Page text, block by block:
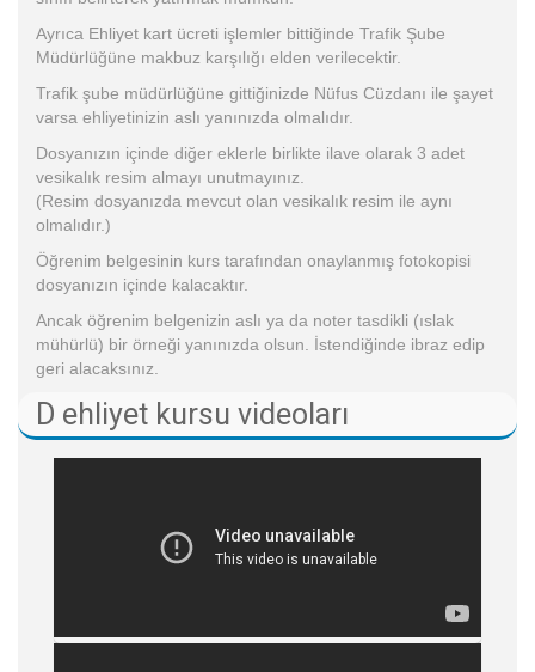
Ayrıca Ehliyet kart ücreti işlemler bittiğinde Trafik Şube
Müdürlüğüne makbuz karşılığı elden verilecektir.
Trafik şube müdürlüğüne gittiğinizde Nüfus Cüzdanı ile şayet
varsa ehliyetinizin aslı yanınızda olmalıdır.
Dosyanızın içinde diğer eklerle birlikte ilave olarak 3 adet
vesikalık resim almayı unutmayınız.
(Resim dosyanızda mevcut olan vesikalık resim ile aynı
olmalıdır.)
Öğrenim belgesinin kurs tarafından onaylanmış fotokopisi
dosyanızın içinde kalacaktır.
Ancak öğrenim belgenizin aslı ya da noter tasdikli (ıslak
mühürlü) bir örneği yanınızda olsun. İstendiğinde ibraz edip
geri alacaksınız.
D ehliyet kursu videoları